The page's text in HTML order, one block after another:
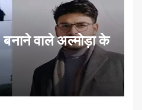
वाले अल्मोड़ा के